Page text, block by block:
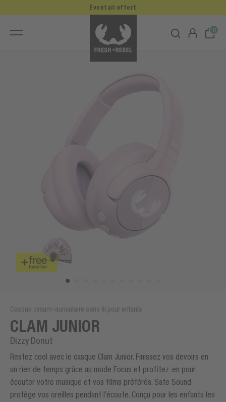
0
Éventail offert
Casque circum-auriculaire sans fil pour enfants
CLAM JUNIOR
Dizzy Donut
Restez cool avec le casque Clam Junior. Finissez vos devoirs en
un rien de temps grâce au mode Focus et profitez-en pour
écouter votre musique et vos films préférés. Safe Sound
protège vos oreilles pendant l’écoute. Conçu pour les enfants les